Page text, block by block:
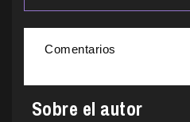
Comentarios
Sobre el autor